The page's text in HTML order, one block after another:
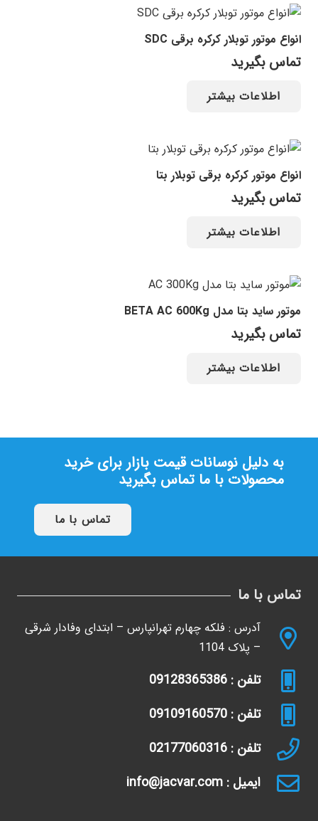
انواع موتور توبلار کرکره برقی SDC
تماس بگیرید
اطلاعات بیشتر
انواع موتور کرکره برقی توبلار بتا
تماس بگیرید
اطلاعات بیشتر
موتور ساید بتا مدل BETA AC 600Kg
تماس بگیرید
اطلاعات بیشتر
به دلیل نوسانات قیمت بازار برای خرید
محصولات با ما تماس بگیرید
تماس با ما
تماس با ما
آدرس : فلکه چهارم تهرانپارس – ابتدای وفادار شرقی
– پلاک 1104
تلفن : 09128365386
تلفن : 09109160570
تلفن : 02177060316
ایمیل : info@jacvar.com